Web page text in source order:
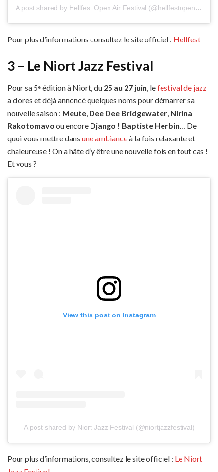
A post shared by Hellfest Open Air Festival (@hellfestopenair)
Pour plus d’informations consultez le site officiel : Hellfest
3 – Le Niort Jazz Festival
Pour sa 5e édition à Niort, du 25 au 27 juin , lefestival de jazz
a d’ores et déjà annoncé quelques noms pour démarrer sa
nouvelle saison : Meute Dee Dee Bridgewater Nirina
Rakotomavo ou encore Django ! Baptiste Herbin … De
quoi vous mettre dans une ambianceà la fois relaxante et
chaleureuse ! On a hâte d’y être une nouvelle fois en tout cas !
Et vous ?
View this post on Instagram
A post shared by Niort Jazz Festival (@niortjazzfestival)
Pour plus d’informations, consultez le site officiel : Le Niort